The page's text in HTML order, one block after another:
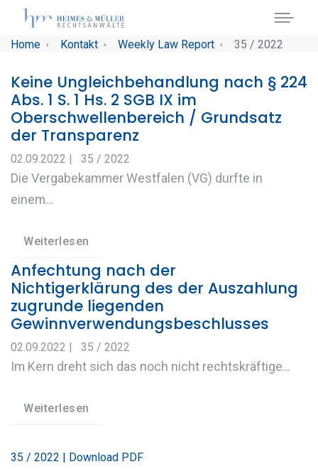
Skip to main navigation
Skip to main content
Skip to page footer
You are here:
Home Kontakt Weekly Law Report 35 / 2022
Keine Ungleichbehandlung nach § 224
Abs. 1 S. 1 Hs. 2 SGB IX im
Oberschwellenbereich / Grundsatz
der Transparenz
02.09.2022 | 35 / 2022
Die Vergabekammer Westfalen (VG) durfte in
einem…
Weiterlesen
Anfechtung nach der
Nichtigerklärung des der Auszahlung
zugrunde liegenden
Gewinnverwendungsbeschlusses
02.09.2022 | 35 / 2022
Im Kern dreht sich das noch nicht rechtskräftige…
Weiterlesen
35 / 2022 | Download PDF